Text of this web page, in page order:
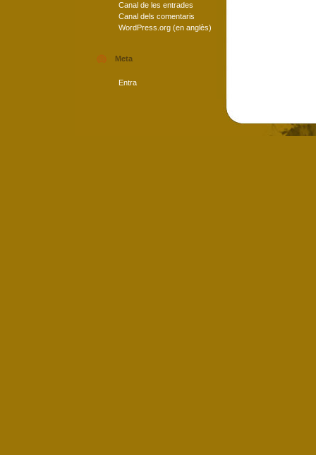
Canal de les entrades
Canal dels comentaris
WordPress.org (en anglès)
Meta
Entra